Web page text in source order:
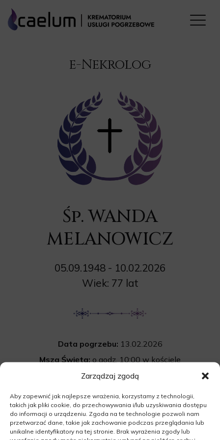
Zarządzaj zgodą
Aby zapewnić jak najlepsze wrażenia, korzystamy z technologii,
takich jak pliki cookie, do przechowywania i/lub uzyskiwania dostępu
do informacji o urządzeniu. Zgoda na te technologie pozwoli nam
przetwarzać dane, takie jak zachowanie podczas przeglądania lub
unikalne identyfikatory na tej stronie. Brak wyrażenia zgody lub
e-Nekrolog
Śp. WANDA
MELANOWICZ
05.09.1948 - 10.02.2026
Wiek: 77 lat
Data pogrzebu: 13.02.2026
Msza Święta: o godz. 10:00 w kościele
pw. Najświętszego Serca Pana Jezus w Gliśnie.
rozpocznie się po mszy św. na cmentarzu
komunalnym w Gliśnie.
69-210 Glisno